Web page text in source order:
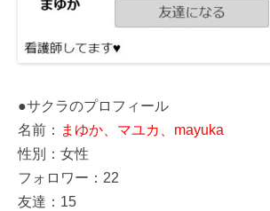
●サクラのプロフィール
名前： まゆか、マユカ、mayuka
性別：女性
フォロワー：22
友達：15